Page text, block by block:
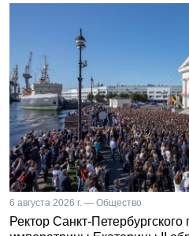
6 августа 2026 г. — Общество
Ректор Санкт-Петербургского